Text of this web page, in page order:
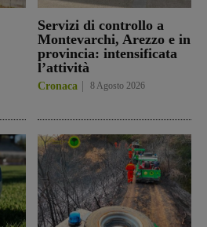
Servizi di controllo a
Montevarchi, Arezzo e in
provincia: intensificata
l’attività
Cronaca 8 Agosto 2026